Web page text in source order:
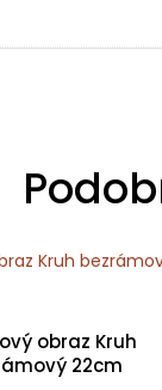
obraz Kruh
22cm